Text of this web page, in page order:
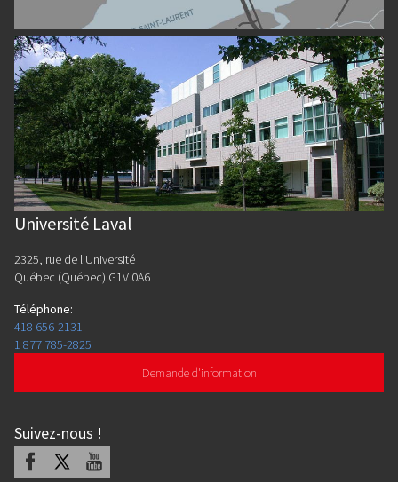
Université Laval
2325, rue de l'Université
Québec (Québec) G1V 0A6
Téléphone:
418 656-2131
1 877 785-2825
Demande d'information
Suivez-nous !
Facebook Youtube